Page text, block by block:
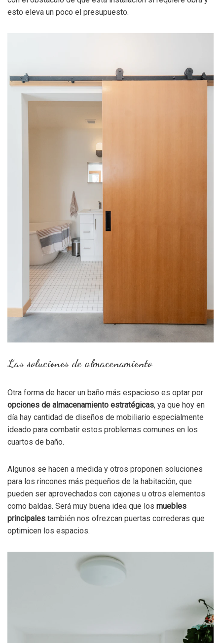
esto eleva un poco el presupuesto.
Las soluciones de almacenamiento
Otra forma de hacer un baño más espacioso es optar por
opciones de almacenamiento estratégicas, ya que hoy en
día hay cantidad de diseños de mobiliario especialmente
ideado para combatir estos problemas comunes en los
cuartos de baño.
Algunos se hacen a medida y otros proponen soluciones
para los rincones más pequeños de la habitación, que
pueden ser aprovechados con cajones u otros elementos
como baldas. Será muy buena idea que los muebles
principales también nos ofrezcan puertas correderas que
optimicen los espacios.